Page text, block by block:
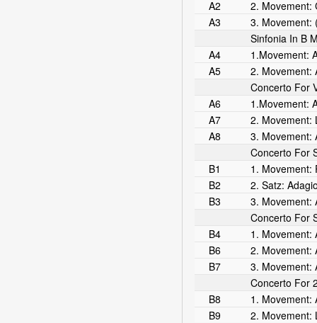
A2
2. Movement:
A3
3. Movement:
Sinfonia In B
A4
1.Movement:
A5
2. Movement:
Concerto For
A6
1.Movement:
A7
2. Movement:
A8
3. Movement:
Concerto For
B1
1. Movement:
B2
2. Satz:
B3
3. Movement:
Concerto For
B4
1. Movement:
B6
2. Movement:
B7
3. Movement:
Concerto For
B8
1. Movement:
B9
2. Movement: